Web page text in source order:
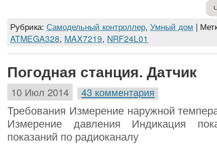
Рубрика: Самодельный контроллер, Умный дом |
ATMEGA328, MAX7219, NRF24L01
Погодная станция. Датчик
10 Июл 2014 43 комментария
Требования Измерение наружной
Измерение давления Индикация
показаний по радиоканалу